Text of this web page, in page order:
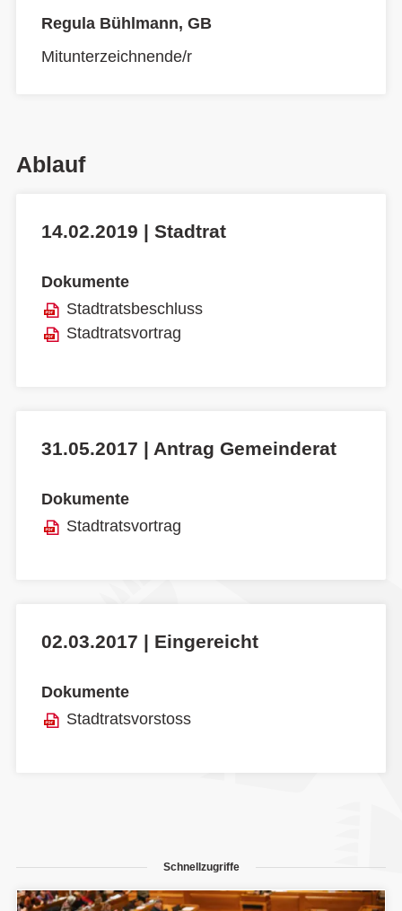
Regula Bühlmann, GB
Mitunterzeichnende/r
Ablauf
14.02.2019 | Stadtrat
Dokumente
Stadtratsbeschluss
Stadtratsvortrag
31.05.2017 | Antrag Gemeinderat
Dokumente
Stadtratsvortrag
02.03.2017 | Eingereicht
Dokumente
Stadtratsvorstoss
Schnellzugriffe